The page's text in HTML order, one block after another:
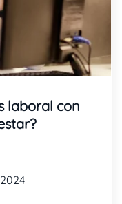
laboral con